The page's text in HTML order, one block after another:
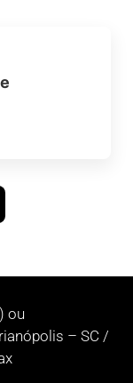
ou
– SC /